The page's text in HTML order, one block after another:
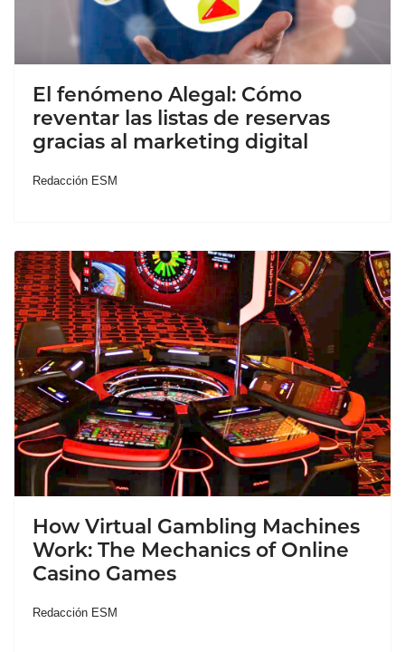
El fenómeno Alegal: Cómo
reventar las listas de reservas
gracias al marketing digital
Redacción ESM
How Virtual Gambling Machines
Work: The Mechanics of Online
Casino Games
Redacción ESM